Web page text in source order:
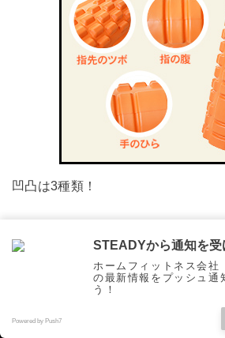
凹凸は3種類！
範囲の圧迫を凹凸で実現しています
そのため全身の部位に合わせたアプ
STEADYから通知を受
ホームフィットネ
の最新情報をプッシュ通
う！
Powered by Push7